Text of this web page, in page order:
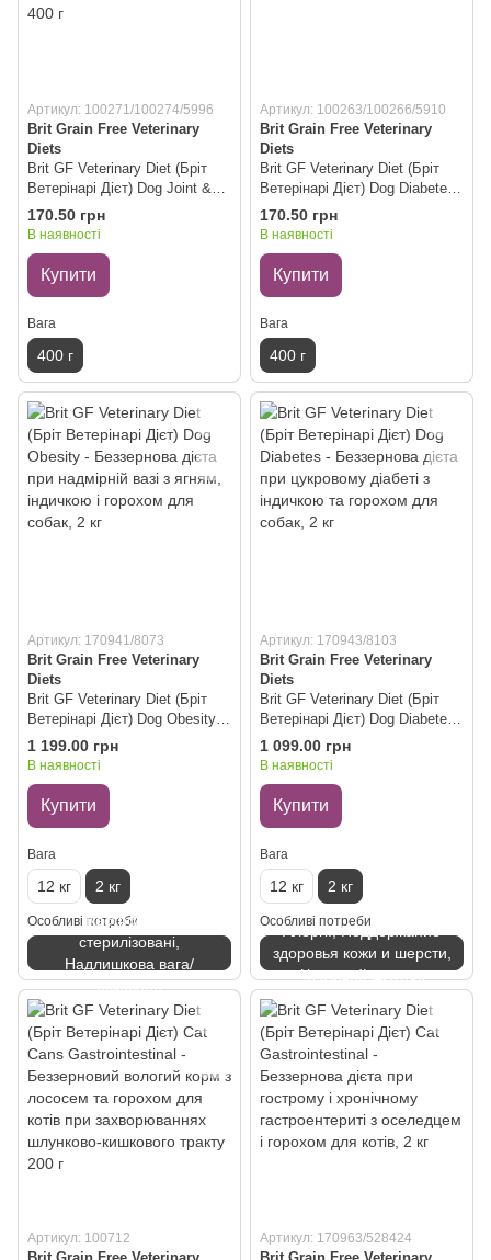
Артикул: 100271/100274/5996
Brit Grain Free Veterinary
Diets
Brit GF Veterinary Diet (Бріт
Ветерінарі Дієт) Dog Joint &
Mobility - Вологий корм з
оселедцем та індичкою для
собак 400 г
170.50 грн
В наявності
Купити
Вага
400 г
Артикул: 100263/100266/5910
Brit Grain Free Veterinary
Diets
Brit GF Veterinary Diet (Бріт
Ветерінарі Дієт) Dog Diabetes -
Вологий корм з ягням для
собак із цукровим діабетом
170.50 грн
В наявності
Купити
Вага
400 г
Артикул: 170941/8073
Brit Grain Free Veterinary
Diets
Brit GF Veterinary Diet (Бріт
Ветерінарі Дієт) Dog Obesity -
Беззернова дієта при
надмірній вазі з ягням,
2 кг
1 199.00 грн
В наявності
Купити
Вага
12 кг 2 кг
Особливі потреби
Кастровані і
стерилізовані,
Надлишкова вага/
ожиріння
Артикул: 170943/8103
Brit Grain Free Veterinary
Diets
Brit GF Veterinary Diet (Бріт
Ветерінарі Дієт) Dog Diabetes -
Беззернова дієта при
цукровому діабеті з індичкою
1 099.00 грн
В наявності
Купити
Вага
12 кг 2 кг
Особливі потреби
Алергії, Поддержание
здоровья кожи и шерсти,
Чутливий шлунок
Артикул: 100712 Артикул: 170963/528424